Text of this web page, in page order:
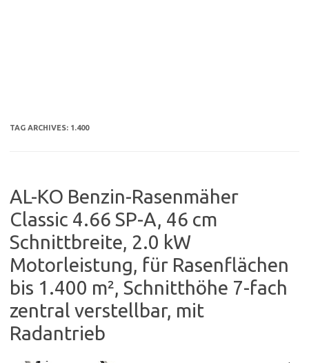
TAG ARCHIVES: 1.400
AL-KO Benzin-Rasenmäher
Classic 4.66 SP-A, 46 cm
Schnittbreite, 2.0 kW
Motorleistung, für Rasenflächen
bis 1.400 m², Schnitthöhe 7-fach
zentral verstellbar, mit
Radantrieb